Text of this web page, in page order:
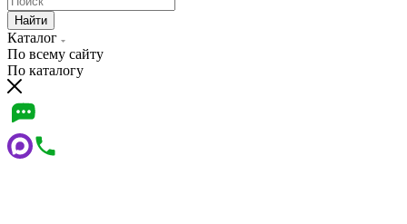
Найти
Каталог
По всему сайту
По каталогу